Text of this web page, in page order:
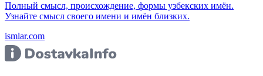
Полный смысл, происхождение, формы узбекских имён.
Узнайте смысл своего имени и имён близких.
ismlar.com